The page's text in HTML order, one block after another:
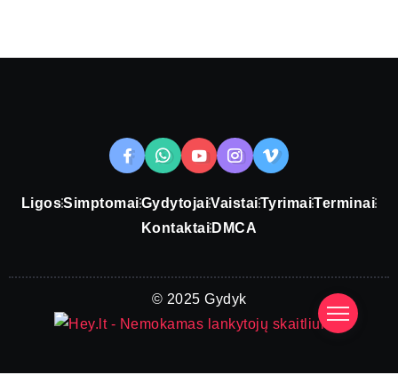
LigosSimptomaiGydytojaiVaistaiTyrimaiTerminai
Kontaktai DMCA
© 2025 Gydyk